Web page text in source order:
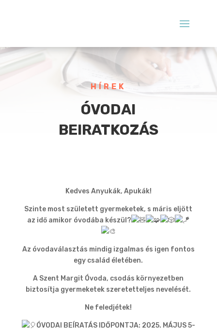
HÍREK
ÓVODAI
BEIRATKOZÁS
Kedves Anyukák, Apukák!
Szinte most született gyermeketek, s máris eljött
az idő amikor óvodába készül?
Az óvodaválasztás mindig izgalmas és igen fontos
egy család életében.
A Szent Margit Óvoda, csodás környezetben
biztosítja gyermeketek szeretetteljes nevelését.
Ne feledjétek!
ÓVODAI BEÍRATÁS IDŐPONTJA: 2025. MÁJUS 5-